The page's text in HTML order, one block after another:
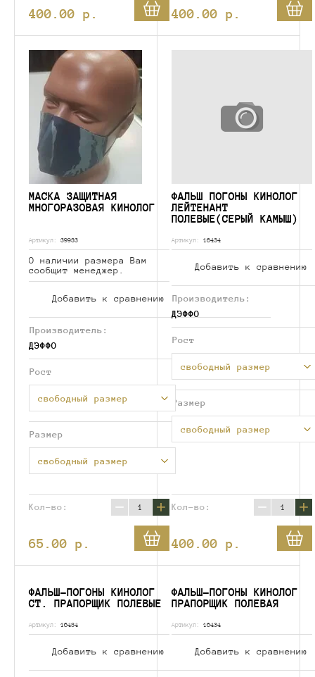
400.00 p. 400.00 p.
МАСКА ЗАЩИТНАЯ
МНОГОРАЗОВАЯ КИНОЛОГ
Артикул: 39933
О наличии размера Вам
сообщит менеджер.
Добавить к сравнению
Производитель:
ДЭФФО
Рост
свободный размер
Размер
свободный размер
Кол-во: − +
65.00 p.
ФАЛЬШ ПОГОНЫ КИНОЛОГ
ЛЕЙТЕНАНТ
ПОЛЕВЫЕ(СЕРЫЙ КАМЫШ)
Артикул: 16434
Добавить к сравнению
Производитель:
ДЭФФО
Рост
свободный размер
Размер
свободный размер
Кол-во: − +
400.00 p.
ФАЛЬШ-ПОГОНЫ КИНОЛОГ
СТ. ПРАПОРЩИК ПОЛЕВЫЕ
Артикул: 16434
Добавить к сравнению
ФАЛЬШ-ПОГОНЫ КИНОЛОГ
ПРАПОРЩИК ПОЛЕВАЯ
Артикул: 16434
Добавить к сравнению